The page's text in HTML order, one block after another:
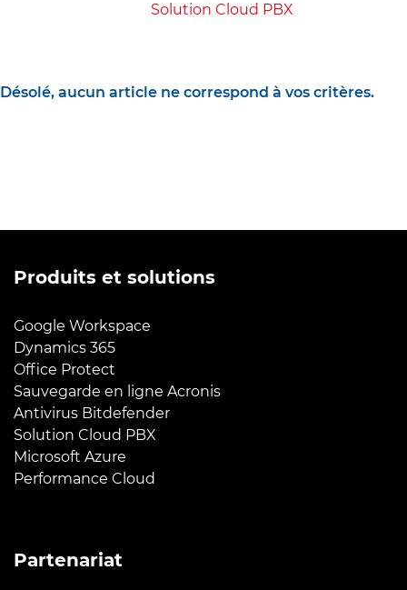
Solution Cloud PBX
Désolé, aucun article ne correspond à vos critères.
Produits et solutions
Google Workspace
Dynamics 365
Office Protect
Sauvegarde en ligne Acronis
Antivirus Bitdefender
Solution Cloud PBX
Microsoft Azure
Performance Cloud
Partenariat